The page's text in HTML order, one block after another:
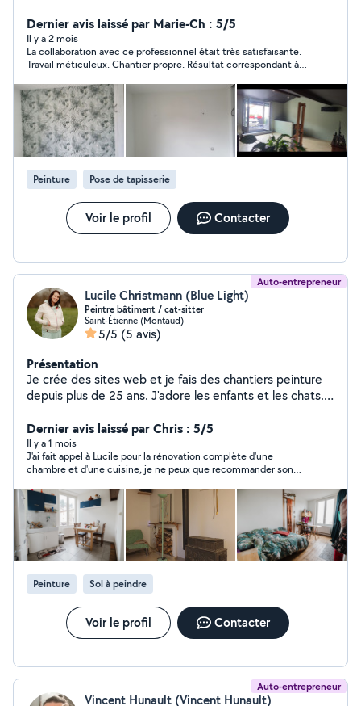
en Aide à tout Voisin , pour un Travail Manuel ou une
Information sur la Plâtrerie Peinture Spécialiste des
Enduit et Finition Peinture , Plaquiste et Bande à Joint
Travail Qualité Professionnelle Finition Soignée Souci du
Détail Travail Organisé Méticuleux. Tout Délai est
Respecté.
Dernier avis laissé par Marie-Ch : 5/5
Il y a 2 mois
La collaboration avec ce professionnel était très satisfaisante.
Travail méticuleux. Chantier propre. Résultat correspondant à
Peinture Pose de tapisserie
Voir le profil Contacter
Auto-entrepreneur
Lucile Christmann (Blue Light)
Peintre bâtiment / cat-sitter
Saint-Étienne (Montaud)
5/5 (5 avis)
Présentation
Je crée des sites web et je fais des chantiers peinture
depuis plus de 25 ans. J'adore les enfants et les chats.
minutieuse, j'accorde une importance à l'écoute et à
l'échange. Réactive et efficace je saurai m'adapter avec
soin à votre demande. Voici mon site internet :
https://bluelight.blue concernant la partie web. Merci et
à très bientôt !
Dernier avis laissé par Chris : 5/5
Il y a 1 mois
J'ai fait appel à Lucile pour la rénovation complète d'une
chambre et d'une cuisine, je ne peux que recommander son
peintures sont magnifiques, les finitions sont soignées et le
chantier a été rendu dans un état de propreté irréprochable. En
plus de la qualité technique, l'échange a été très agréable et
les délais ont été parfaitement respectés. Une belle rencontre
professionnelle, je referai appel sans hésiter.
Peinture Sol à peindre
Voir le profil Contacter
Auto-entrepreneur
Vincent Hunault (Vincent Hunault)